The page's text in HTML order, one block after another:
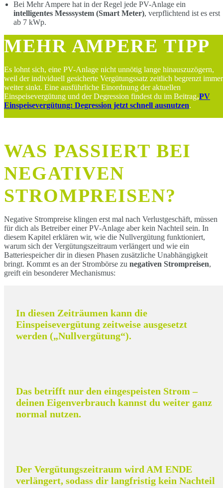
Bei Mehr Ampere hat in der Regel jede PV-Anlage ein
intelligentes Messsystem (Smart Meter), verpflichtend ist es erst
ab 7 kWp.
MEHR AMPERE TIPP
Es lohnt sich, eine PV-Anlage nicht unnötig lange hinauszuzögern,
weil der individuell gesicherte Vergütungssatz zeitlich begrenzt immer
weiter sinkt. Eine ausführliche Einordnung der aktuellen
Einspeisevergütung und der Degression findest du im Beitrag‚PV
Einspeisevergütung: Degression jetzt schnell ausnutzen.
WAS PASSIERT BEI
NEGATIVEN
STROMPREISEN?
Negative Strompreise klingen erst mal nach Verlustgeschäft, müssen
für dich als Betreiber einer PV-Anlage aber kein Nachteil sein. In
diesem Kapitel erklären wir, wie die Nullvergütung funktioniert,
warum sich der Vergütungszeitraum verlängert und wie ein
Batteriespeicher dir in diesen Phasen zusätzliche Unabhängigkeit
bringt. Kommt es an der Strombörse zu negativen Strompreisen,
greift ein besonderer Mechanismus:
In diesen Zeiträumen kann die
Einspeisevergütung zeitweise ausgesetzt
werden („Nullvergütung“).
Das betrifft nur den eingespeisten Strom –
deinen Eigenverbrauch kannst du weiter ganz
normal nutzen.
Der Vergütungszeitraum wird AM ENDE
verlängert, sodass dir langfristig kein Nachteil